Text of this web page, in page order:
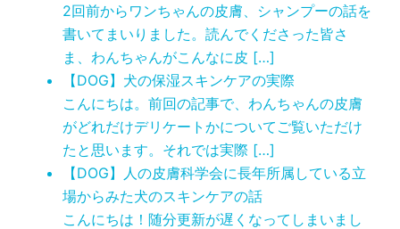
2回前からワンちゃんの皮膚、シャンプーの話を
書いてまいりました。読んでくださった皆さ
ま、わんちゃんがこんなに皮 […]
【DOG】犬の保湿スキンケアの実際
こんにちは。前回の記事で、わんちゃんの皮膚
がどれだけデリケートかについてご覧いただけ
たと思います。それでは実際 […]
【DOG】人の皮膚科学会に長年所属している立
場からみた犬のスキンケアの話
こんにちは！随分更新が遅くなってしまいまし